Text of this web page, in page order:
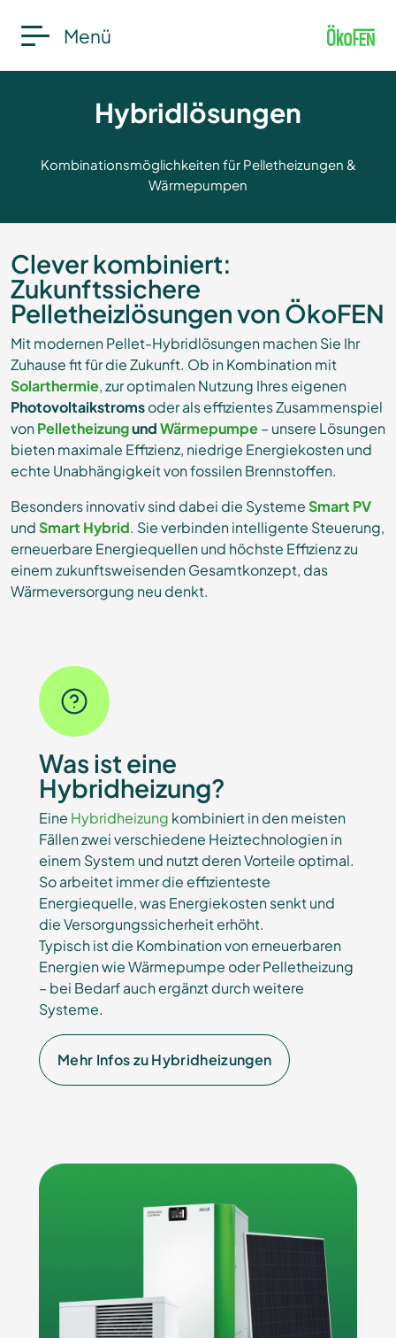
Menü
Hybridlösungen
Kombinationsmöglichkeiten für Pelletheizungen &
Wärmepumpen
Clever kombiniert:
Zukunftssichere
Pelletheizlösungen von ÖkoFEN
Mit modernen Pellet-Hybridlösungen machen Sie Ihr
Zuhause fit für die Zukunft. Ob in Kombination mit
Solarthermie, zur optimalen Nutzung Ihres eigenen
Photovoltaikstromsoder als effizientes Zusammenspiel
vonPelletheizungundWärmepumpe– unsere Lösungen
bieten maximale Effizienz, niedrige Energiekosten und
echte Unabhängigkeit von fossilen Brennstoffen.
Besonders innovativ sind dabei die SystemeSmart PV
undSmart Hybrid. Sie verbinden intelligente Steuerung,
erneuerbare Energiequellen und höchste Effizienz zu
einem zukunftsweisenden Gesamtkonzept, das
Wärmeversorgung neu denkt.
Was ist eine
Hybridheizung?
Eine Hybridheizung kombiniert in den meisten
Fällen zwei verschiedene Heiztechnologien in
einem System und nutzt deren Vorteile optimal.
So arbeitet immer die effizienteste
Energiequelle, was Energiekosten senkt und
die Versorgungssicherheit erhöht.
Typisch ist die Kombination von erneuerbaren
Energien wie Wärmepumpe oder Pelletheizung
– bei Bedarf auch ergänzt durch weitere
Systeme.
Mehr Infos zu Hybridheizungen